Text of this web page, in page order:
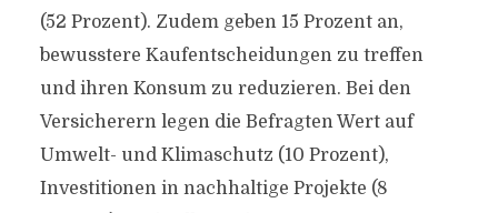
(52 Prozent). Zudem geben 15 Prozent an,
bewusstere Kaufentscheidungen zu treffen
und ihren Konsum zu reduzieren. Bei den
Versicherern legen die Befragten Wert auf
Umwelt- und Klimaschutz (10 Prozent),
Investitionen in nachhaltige Projekte (8